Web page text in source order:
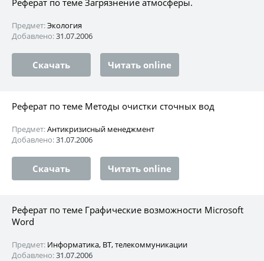
Предмет:Экология
Добавлено:31.07.2006
Скачать Читать online
Реферат по теме Методы очистки сточных вод
Предмет:Антикризисный менеджмент
Добавлено:31.07.2006
Скачать Читать online
Реферат по теме Графические возможности Microsoft
Word
Предмет: Информатика, ВТ, телекоммуникации
Добавлено:31.07.2006